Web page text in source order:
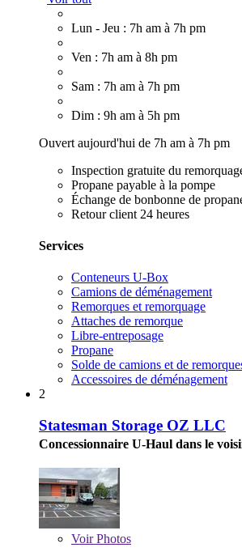
Lun - Jeu : 7h am à 7h pm
Ven : 7h am à 8h pm
Sam : 7h am à 7h pm
Dim : 9h am à 5h pm
Ouvert aujourd'hui de 7h am à 7h pm
Inspection gratuite du
Propane payable à la pompe
Échange de bonbonne de
Retour client 24 heures
Services
Conteneurs U-Box
Camions de déménagement
Remorques et remorquage
Attaches de remorque
Libre-entreposage
Propane
Solde de camions et de
Accessoires de déménagement
2
Statesman Storage OZ LLC
Concessionnaire U-Haul dans le
VoirPhotos